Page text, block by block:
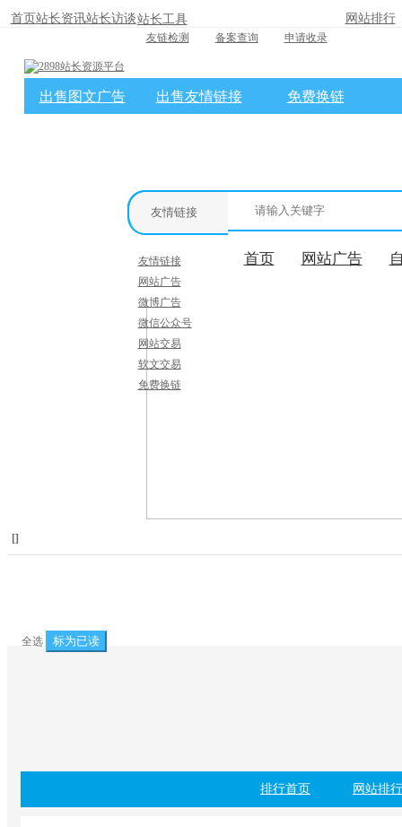
首页 站长资讯站长访谈站长工具
友链检测 备案查询 申请收录
网站排行
友情链接
友情链接
网站广告
微博广告
微信公众号
网站交易
软文交易
免费换链
首页 网站广告
出售图文广告 出售友情链接 免费换链
消息盒
[]
全选 标为已读
排行首页 网站排行